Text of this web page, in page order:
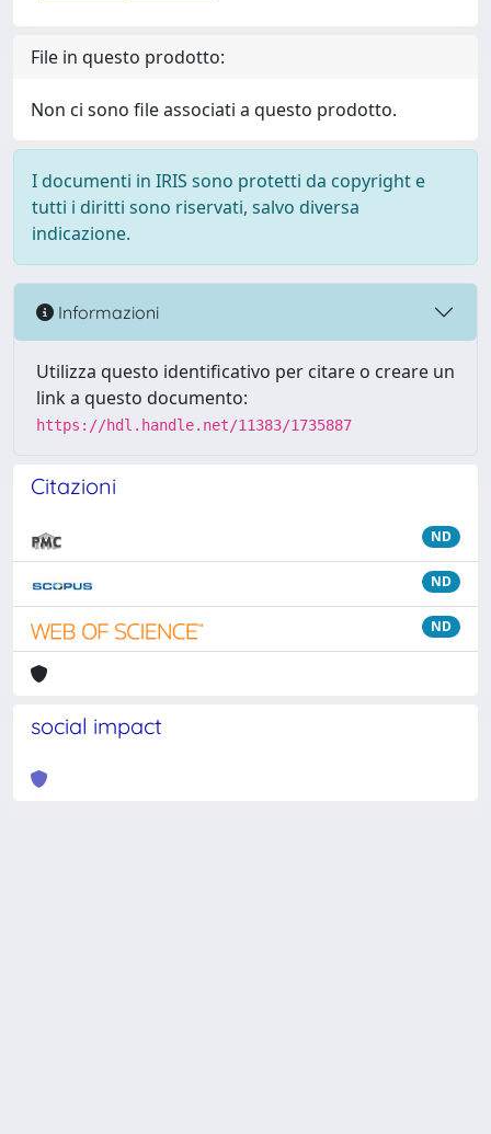
File in questo prodotto:
Non ci sono file associati a questo prodotto.
I documenti in IRIS sono protetti da copyright e
tutti i diritti sono riservati, salvo diversa
indicazione.
Informazioni
Utilizza questo identificativo per citare o creare un
link a questo documento:
https://hdl.handle.net/11383/1735887
Citazioni
ND
ND
ND
social impact